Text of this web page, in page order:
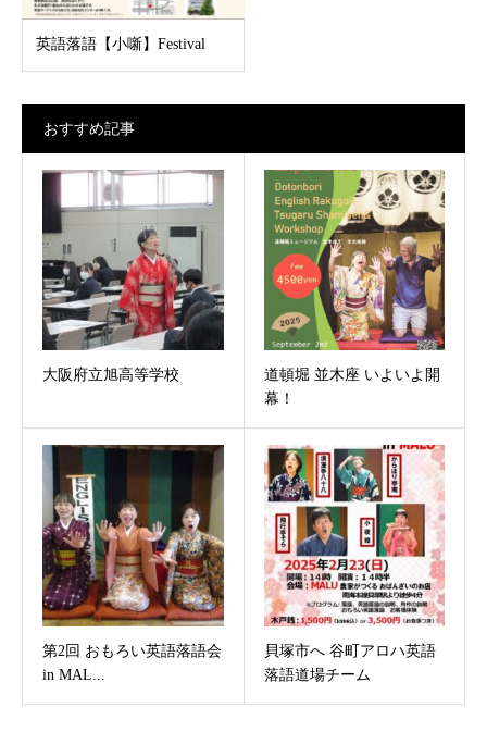
英語落語【小噺】Festival
おすすめ記事
大阪府立旭高等学校
道頓堀 並木座 いよいよ開
幕！
第2回 おもろい英語落語会
in MAL...
貝塚市へ 谷町アロハ英語
落語道場チーム